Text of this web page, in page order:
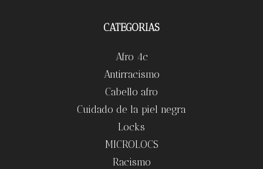
CATEGORIAS
Afro 4c
Antirracismo
Cabello afro
Cuidado de la piel negra
Locks
MICROLOCS
Racismo